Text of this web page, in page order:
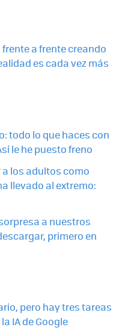
frente a frente creando
es cada vez más
todo lo que haces con
le he puesto freno
los adultos como
llevado al extremo:
a nuestros
primero en
pero hay tres tareas
IA de Google